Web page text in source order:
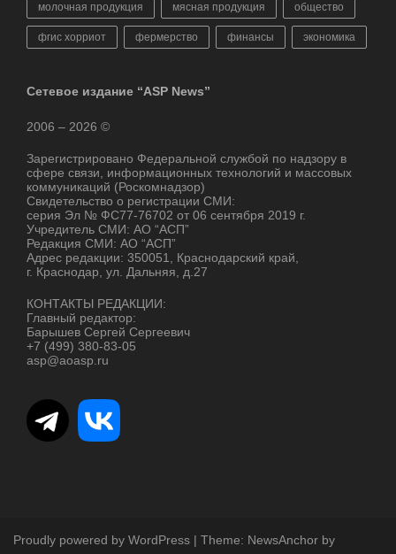
молочная продукция мясная продукция общество
фгис хорриот фермерство финансы экономика
Сетевое издание “ASP News”
2006 – 2026 ©
Зарегистрировано Федеральной службой по надзору в
сфере связи, информационных технологий и массовых
коммуникаций (Роскомнадзор)
Свидетельство о регистрации СМИ:
серия Эл № ФС77-76702 от 06 сентября 2019 г.
Учредитель СМИ: АО “АСП”
Редакция СМИ: АО “АСП”
Адрес редакции: 350051, Краснодарский край,
г. Краснодар, ул. Дальняя, д.27
КОНТАКТЫ РЕДАКЦИИ:
Главный редактор:
Барышев Сергей Сергеевич
+7 (499) 380-83-05
asp@aoasp.ru
Proudly powered by WordPress | Theme: NewsAnchor by